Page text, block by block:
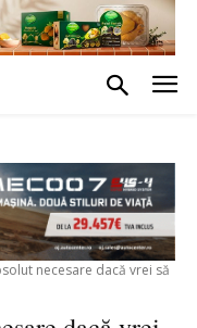
necesare dacă vrei să